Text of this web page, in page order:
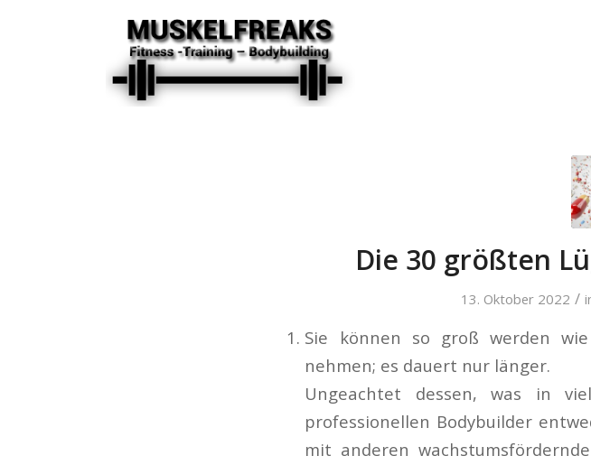
Die 30 größten
13. Oktober 2022 /
Sie können so groß werden
nehmen; es dauert nur länger.
Ungeachtet dessen, was in
professionellen Bodybuilder
mit anderen